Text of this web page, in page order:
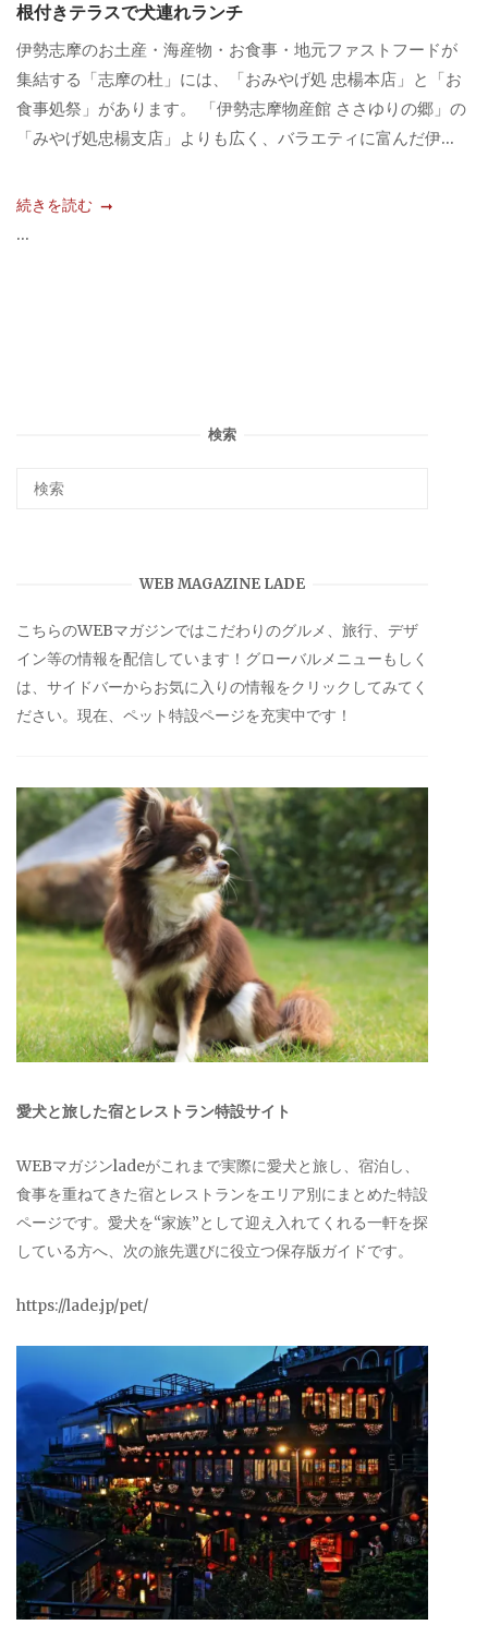
根付きテラスで犬連れランチ
伊勢志摩のお土産・海産物・お食事・地元ファストフードが
集結する「志摩の杜」には、「おみやげ処 忠楊本店」と「お
食事処祭」があります。 「伊勢志摩物産館 ささゆりの郷」の
「みやげ処忠楊支店」よりも広く、バラエティに富んだ伊...
続きを読む
...
検索
WEB MAGAZINE LADE
こちらのWEBマガジンではこだわりのグルメ、旅行、デザ
イン等の情報を配信しています！グローバルメニューもしく
は、サイドバーからお気に入りの情報をクリックしてみてく
ださい。現在、ペット特設ページを充実中です！
愛犬と旅した宿とレストラン特設サイト
WEBマガジンladeがこれまで実際に愛犬と旅し、宿泊し、
食事を重ねてきた宿とレストランをエリア別にまとめた特設
ページです。愛犬を“家族”として迎え入れてくれる一軒を探
している方へ、次の旅先選びに役立つ保存版ガイドです。
https://lade.jp/pet/